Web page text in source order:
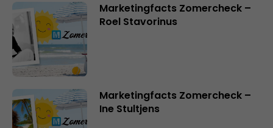
Marketingfacts Zomercheck –
Roel Stavorinus
Marketingfacts Zomercheck –
Ine Stultjens